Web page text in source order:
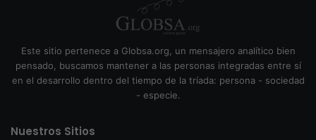
Este sitio pertenece a Globsa.org, un mensajero analítico bien
pensado, buscamos mantener a las personas integradas entre sí
en el desarrollo dentro del tiempo de la tríada: persona - sociedad
- especie.
Nuestros Sitios